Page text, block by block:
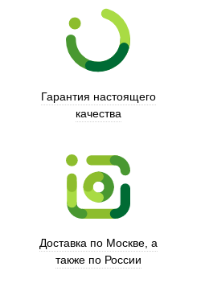
Гарантия настоящего
качества
Доставка по Москве, а
также по России